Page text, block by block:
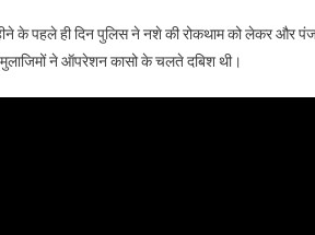
के पहले ही दिन पुलिस ने नशे की रोकथाम को लेकर और
ने ऑपरेशन कासो के चलते दबिश थी।